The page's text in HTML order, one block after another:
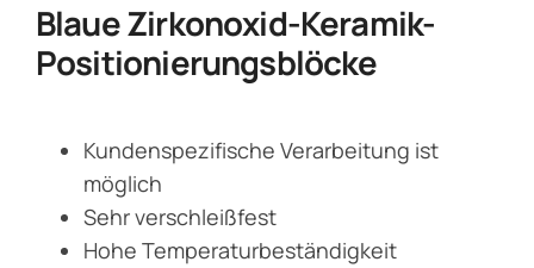
Blaue Zirkonoxid-Keramik-
Positionierungsblöcke
Kundenspezifische Verarbeitung ist
möglich
Sehr verschleißfest
Hohe Temperaturbeständigkeit